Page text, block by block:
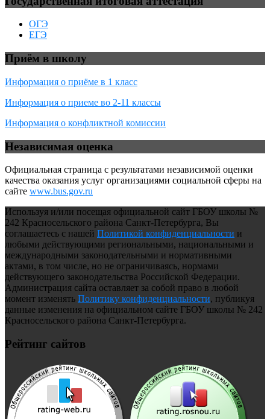
ОГЭ
ЕГЭ
Приём в школу
Информация о приёме в 1 класс
Информация о приеме во 2-11 классы
Информация о конфликтной комиссии
Независимая оценка
Официальная страница с результатами независимой оценки
качества оказания услуг организациями социальной сферы на
сайте www.bus.gov.ru
Используя и/или посещая официальной сайт ГБОУ школы №
242 Красносельского района Санкт-Петербурга, Вы
соглашаетесь с нашей Политикой конфиденциальности и
любыми действующими региональными, национальными и
международными законодательными и нормативными
актами, в том числе, но не ограничиваясь, нормами
действующего законодательства Российской Федерации.
Администрация сайта оставляет за собой право в любой
момент изменять Политику конфиденциальности, публикуя
данные изменения на официальном сайте ГБОУ школы № 242
Красносельского района Санкт-Петербурга.
Рейтинг сайтов